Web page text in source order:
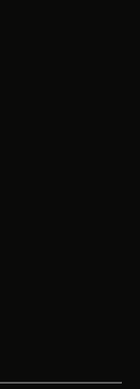
geöffnet
geöffnet
neuen
Registerkarte
neuen
neuen